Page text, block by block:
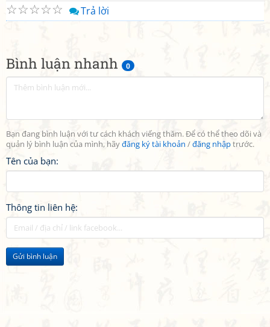
Bình luận nhanh 0
Bạn đang bình luận với tư cách khách viếng thăm. Để có thể theo dõi và
quản lý bình luận của mình, hãyđăng ký tài khoản /đăng nhậptrước.
Tên của bạn:
Thông tin liên hệ:
Gửi bình luận
☆
☆
☆
☆
☆ Trả lời